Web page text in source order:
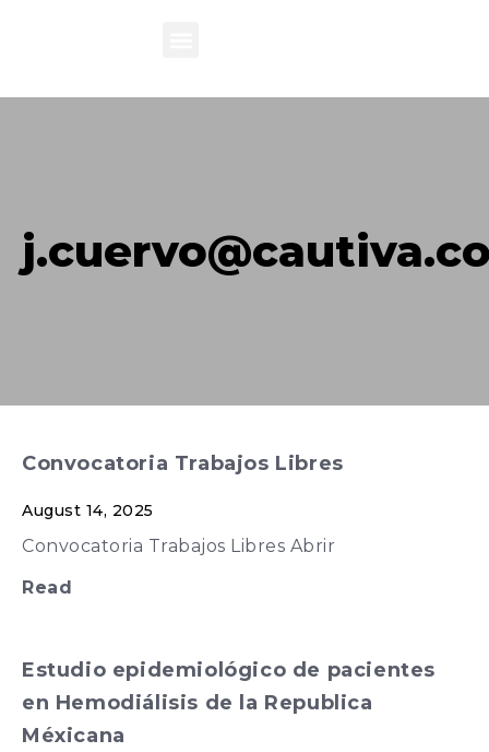
Convocatoria Trabajos Libres
August 14, 2025
Convocatoria Trabajos Libres Abrir
Read
Estudio epidemiológico de pacientes
en Hemodiálisis de la Republica
Méxicana